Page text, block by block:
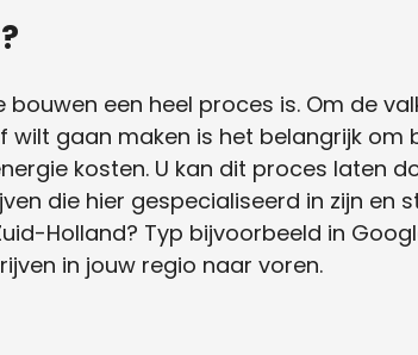
een heel proces is. Om de
gaan maken is het belangrijk om
kosten. U kan dit proces laten
die hier gespecialiseerd in zijn en
Holland? Typ bijvoorbeeld in
in jouw regio naar voren.